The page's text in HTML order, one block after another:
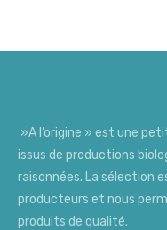
»A l’origine » est une
issus de productions
raisonnées. La sélection
producteurs et nous
produits de qualité.